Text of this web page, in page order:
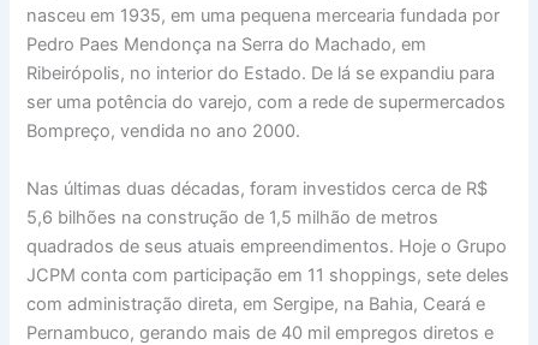
nasceu em 1935, em uma pequena mercearia fundada por
Pedro Paes Mendonça na Serra do Machado, em
Ribeirópolis, no interior do Estado. De lá se expandiu para
ser uma potência do varejo, com a rede de supermercados
Bompreço, vendida no ano 2000.
Nas últimas duas décadas, foram investidos cerca de R$
5,6 bilhões na construção de 1,5 milhão de metros
quadrados de seus atuais empreendimentos. Hoje o Grupo
JCPM conta com participação em 11 shoppings, sete deles
com administração direta, em Sergipe, na Bahia, Ceará e
Pernambuco, gerando mais de 40 mil empregos diretos e